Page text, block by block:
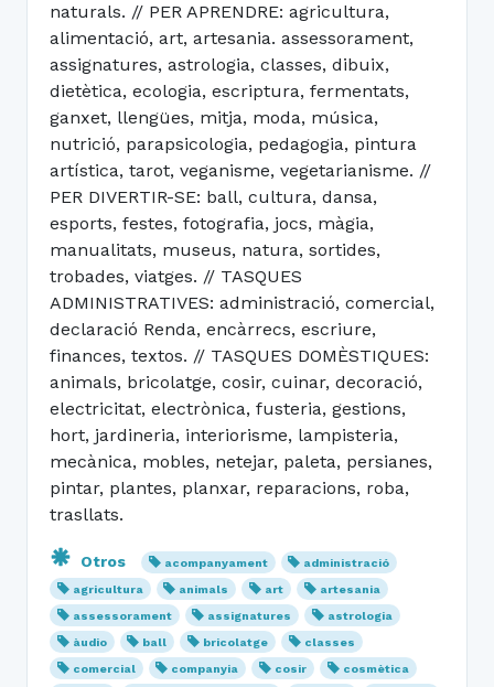
naturals. // PER APRENDRE: agricultura,
alimentació, art, artesania. assessorament,
assignatures, astrologia, classes, dibuix,
dietètica, ecologia, escriptura, fermentats,
ganxet, llengües, mitja, moda, música,
nutrició, parapsicologia, pedagogia, pintura
artística, tarot, veganisme, vegetarianisme. //
PER DIVERTIR-SE: ball, cultura, dansa,
esports, festes, fotografia, jocs, màgia,
manualitats, museus, natura, sortides,
trobades, viatges. // TASQUES
ADMINISTRATIVES: administració, comercial,
declaració Renda, encàrrecs, escriure,
finances, textos. // TASQUES DOMÈSTIQUES:
animals, bricolatge, cosir, cuinar, decoració,
electricitat, electrònica, fusteria, gestions,
hort, jardineria, interiorisme, lampisteria,
mecànica, mobles, netejar, paleta, persianes,
pintar, plantes, planxar, reparacions, roba,
trasllats.
Otros acompanyament
administració
agricultura
animals art
artesania
assessorament
assignatures
astrologia
àudio
ball bricolatge
classes
comercial
companyia cosir
cosmètica